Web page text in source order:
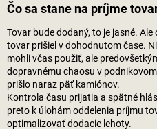
Čo sa stane na príjme
Tovar bude dodaný, to je jasné.
tovar prišiel v dohodnutom čase.
mohli včas použiť, ale
dopravnému chaosu v
prišlo naraz päť kamiónov.
Kontrola času prijatia a spätné
preto k úlohám oddelenia príjmu
optimalizovať dodacie lehoty.